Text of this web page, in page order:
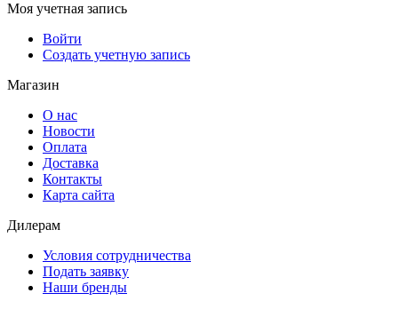
Моя учетная запись
Войти
Создать учетную запись
Магазин
О нас
Новости
Оплата
Доставка
Контакты
Карта сайта
Дилерам
Условия сотрудничества
Подать заявку
Наши бренды